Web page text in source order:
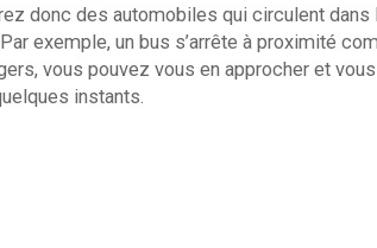
donc des automobiles qui circulent dans
exemple, un bus s’arrête à proximité
vous pouvez vous en approcher et
instants.